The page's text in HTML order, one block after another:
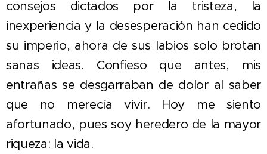
consejos dictados por la tristeza, la
inexperiencia y la desesperación han cedido
su imperio, ahora de sus labios solo brotan
sanas ideas. Confieso que antes, mis
entrañas se desgarraban de dolor al saber
que no merecía vivir. Hoy me siento
afortunado, pues soy heredero de la mayor
riqueza: la vida.